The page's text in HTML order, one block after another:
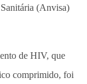
de HIV, que
comprimido, foi